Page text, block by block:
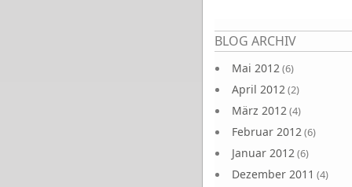
BLOG ARCHIV
Mai 2012(6)
April 2012(2)
März 2012(4)
Februar 2012(6)
Januar 2012(6)
Dezember 2011 (4)
Seiten